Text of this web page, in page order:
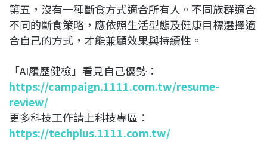
第五，沒有一種斷食方式適合所有人。不同族群適合
不同的斷食策略，應依照生活型態及健康目標選擇適
合自己的方式，才能兼顧效果與持續性。
「AI履歷健檢」看見自己優勢：
https://campaign.1111.com.tw/resume-
review/
更多科技工作請上科技專區：
https://techplus.1111.com.tw/